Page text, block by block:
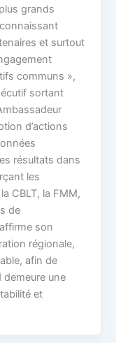
grands
et surtout
communs »,
sortant
d’actions
résultats dans
les
CBLT, la FMM,
de
son
régionale,
afin de
demeure une
et